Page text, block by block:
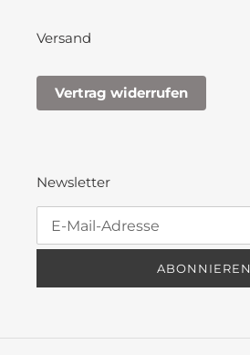
Versand
Vertrag widerrufen
Newsletter
ABONNIEREN